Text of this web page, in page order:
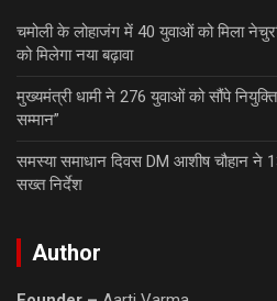
चमोली के लोहाजंग में 40 युवाओं को मिला
को मिलेगा नया बढ़ावा
मुख्यमंत्री धामी ने 276 युवाओं को सौंपे
सम्मान”
समस्या समाधान दिवस DM आशीष चौहान ने
सख्त निर्देश
Author